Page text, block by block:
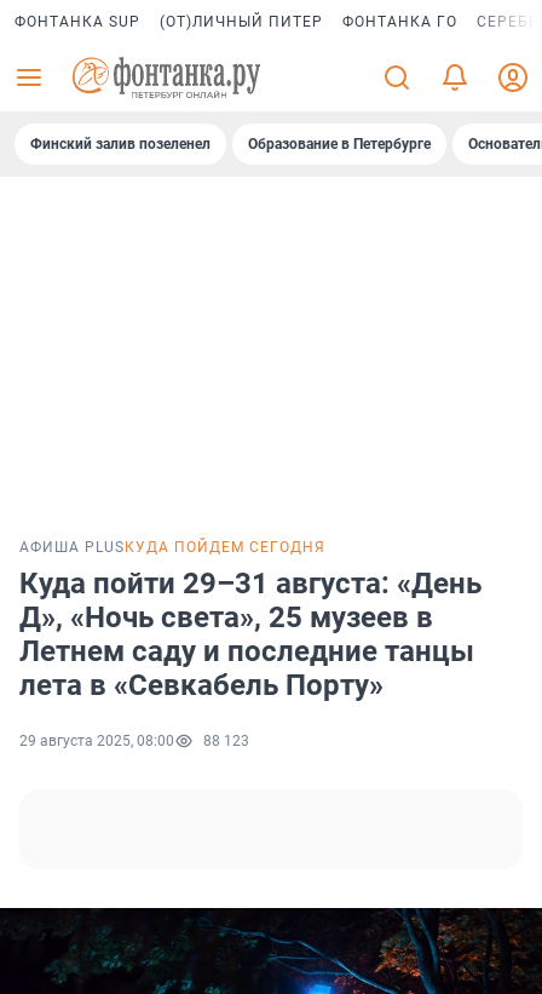
ФОНТАНКА SUP (ОТ)ЛИЧНЫЙ ПИТЕР ФОНТАНКА ГО
Финский залив позеленел Образование в Петербурге
АФИША PLUS КУДА ПОЙДЕМ СЕГОДНЯ
Куда пойти 29–31 августа: «День
Д», «Ночь света», 25 музеев в
Летнем саду и последние танцы
лета в «Севкабель Порту»
29 августа 2025, 08:00 88 123